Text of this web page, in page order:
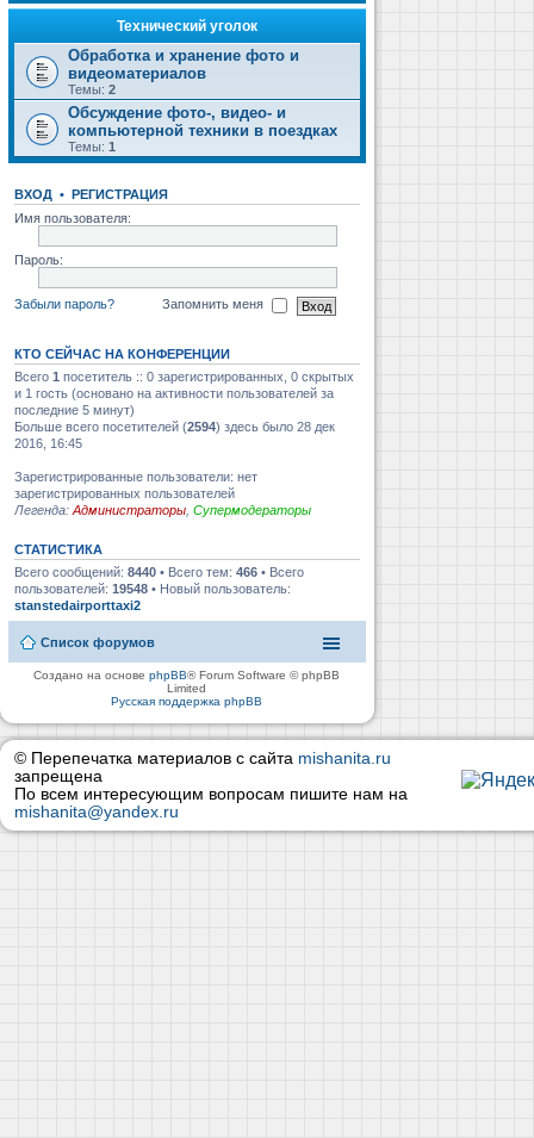
Технический уголок
Обработка и хранение фото и
видеоматериалов
Темы: 2
Обсуждение фото-, видео- и
компьютерной техники в поездках
Темы: 1
ВХОД • РЕГИСТРАЦИЯ
Имя пользователя:
Пароль:
Забыли пароль? Запомнить меня
КТО СЕЙЧАС НА КОНФЕРЕНЦИИ
Всего 1 посетитель :: 0 зарегистрированных, 0 скрытых
и 1 гость (основано на активности пользователей за
последние 5 минут)
Больше всего посетителей (2594) здесь было 28 дек
2016, 16:45
Зарегистрированные пользователи: нет
зарегистрированных пользователей
Легенда: Администраторы Супермодераторы
СТАТИСТИКА
Всего сообщений: 8440 • Всего тем: 466 • Всего
пользователей: 19548 • Новый пользователь:
stanstedairporttaxi2
Список форумов
Создано на основеphpBB® Forum Software © phpBB
Limited
Русская поддержка phpBB
© Перепечатка материалов с сайта mishanita.ru
запрещена
По всем интересующим вопросам пишите нам на
mishanita@yandex.ru